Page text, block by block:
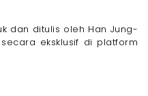
dan ditulis oleh Han Jung-
eksklusif di platform